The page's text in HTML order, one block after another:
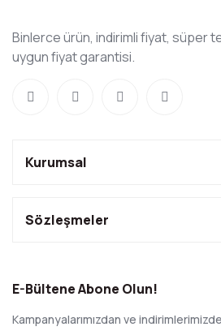
Binlerce ürün, indirimli fiyat, süper
uygun fiyat garantisi.
Kurumsal
Sözleşmeler
E-Bültene Abone Olun!
Kampanyalarımızdan ve